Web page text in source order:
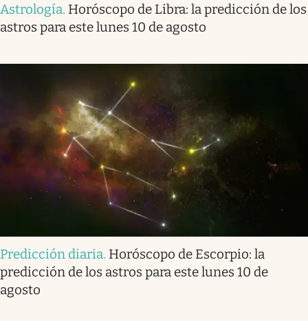
Astrología. Horóscopo de Libra: la predicción de los
astros para este lunes 10 de agosto
Predicción diaria. Horóscopo de Escorpio: la
predicción de los astros para este lunes 10 de
agosto